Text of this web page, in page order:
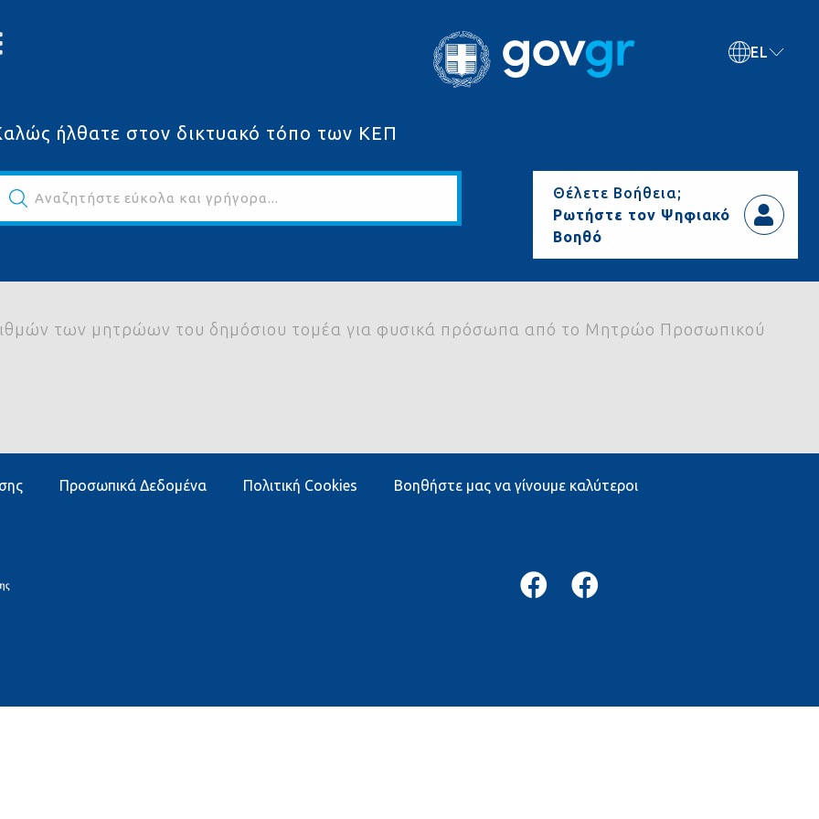
ήλθατε στον δικτυακό τόπο των ΚΕΠ
Αναζητήστε εύκολα και γρήγορα...
EL
Θέλετε Βοήθεια;
Ρωτήστε τον Ψηφιακό
Βοηθό
των μητρώων του δημόσιου τομέα για φυσικά πρόσωπα από το Μητρώο Προσωπικού
Προσωπικά Δεδομένα Πολιτική Cookies Βοηθήστε μας να γίνουμε καλύτεροι